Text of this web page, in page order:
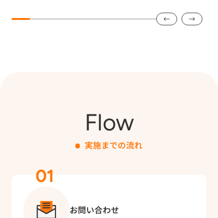
Flow
実施までの流れ
01
お問い合わせ